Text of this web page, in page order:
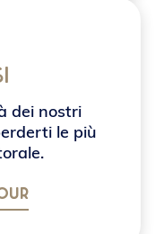
dei nostri
le più